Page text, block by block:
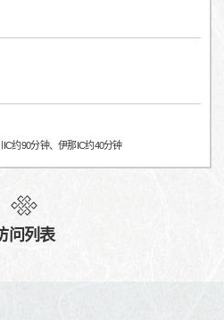
约90分钟、伊那IC约40分钟
问列表